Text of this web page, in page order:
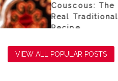
Couscous: The
Real Traditional
Recipe
VIEW ALL POPULAR POSTS